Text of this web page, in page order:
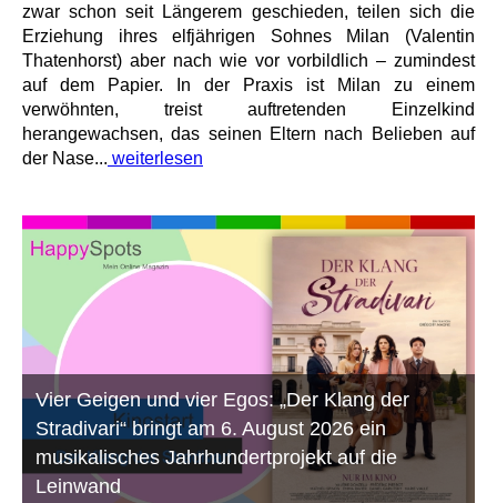
zwar schon seit Längerem geschieden, teilen sich die
Erziehung ihres elfjährigen Sohnes Milan (Valentin
Thatenhorst) aber nach wie vor vorbildlich – zumindest
auf dem Papier. In der Praxis ist Milan zu einem
verwöhnten, treist auftretenden Einzelkind
herangewachsen, das seinen Eltern nach Belieben auf
der Nase... weiterlesen
Vier Geigen und vier Egos: „Der Klang der
Stradivari“ bringt am 6. August 2026 ein
musikalisches Jahrhundertprojekt auf die
Leinwand